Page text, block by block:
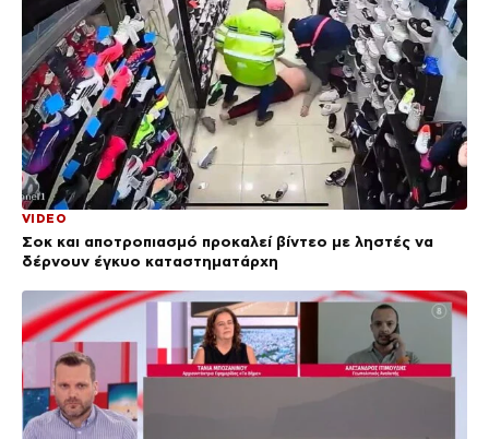
VIDEO
Σοκ και αποτροπιασμό προκαλεί βίντεο με ληστές να
δέρνουν έγκυο καταστηματάρχη